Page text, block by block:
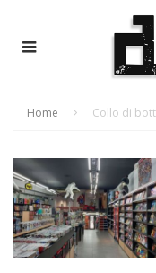
Home Collo di